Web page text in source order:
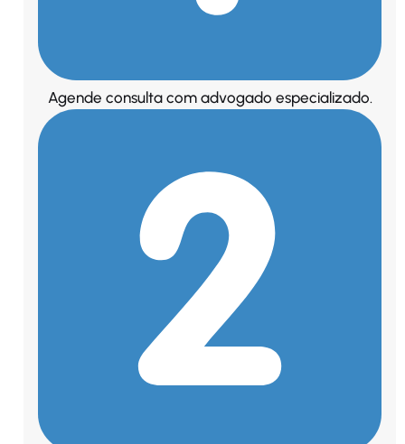
Agende consulta com advogado especializado.